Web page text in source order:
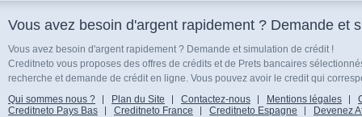
Vous avez besoin d'argent rapidement ? Demande et
Vous avez besoin d'argent rapidement ? Demande et simulation de crédit !
Creditneto vous proposes des offres de crédits et de Prets bancaires
recherche et demande de crédit en ligne. Vous pouvez avoir le credit qui
Qui sommes nous ?
Plan du Site Contactez-nous Mentions légales
Creditneto Pays Bas
Creditneto France Creditneto Espagne Devenez